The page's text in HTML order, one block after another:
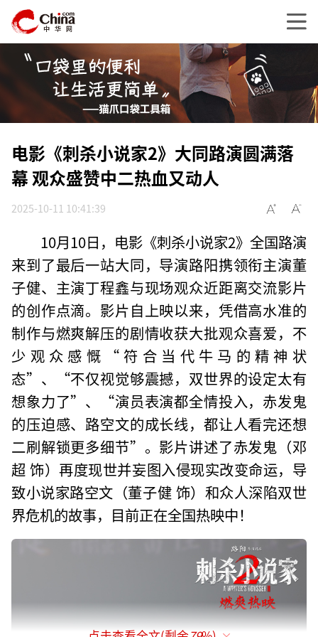
电影《刺杀小说家2》大同路演圆满落
幕 观众盛赞中二热血又动人
2025-10-11 10:41:39
10月10日，电影《刺杀小说家2》全国路演
来到了最后一站大同，导演路阳携领衔主演董
子健、主演丁程鑫与现场观众近距离交流影片
的创作点滴。影片自上映以来，凭借高水准的
制作与燃爽解压的剧情收获大批观众喜爱，不
少观众感慨“符合当代牛马的精神状
态”、“不仅视觉够震撼，双世界的设定太有
想象力了”、“演员表演都全情投入，赤发鬼
的压迫感、路空文的成长线，都让人看完还想
二刷解锁更多细节”。影片讲述了赤发鬼（邓
超 饰）再度现世并妄图入侵现实改变命运，导
致小说家路空文（董子健 饰）和众人深陷双世
界危机的故事，目前正在全国热映中！